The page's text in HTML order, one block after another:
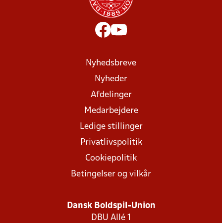
Nyhedsbreve
Nyheder
Afdelinger
Medarbejdere
Ledige stillinger
Privatlivspolitik
Cookiepolitik
Betingelser og vilkår
Dansk Boldspil-Union
DBU Allé 1